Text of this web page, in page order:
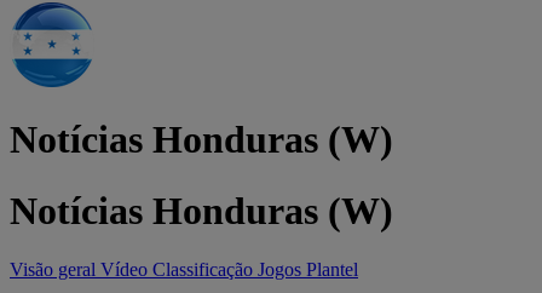
Notícias Honduras (W)
Notícias Honduras (W)
Visão geral Vídeo Classificação Jogos Plantel